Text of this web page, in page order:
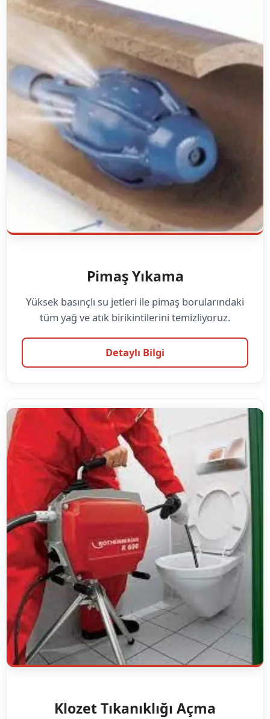
Pimaş Yıkama
Yüksek basınçlı su jetleri ile pimaş borularındaki
tüm yağ ve atık birikintilerini temizliyoruz.
Detaylı Bilgi
Klozet Tıkanıklığı Açma